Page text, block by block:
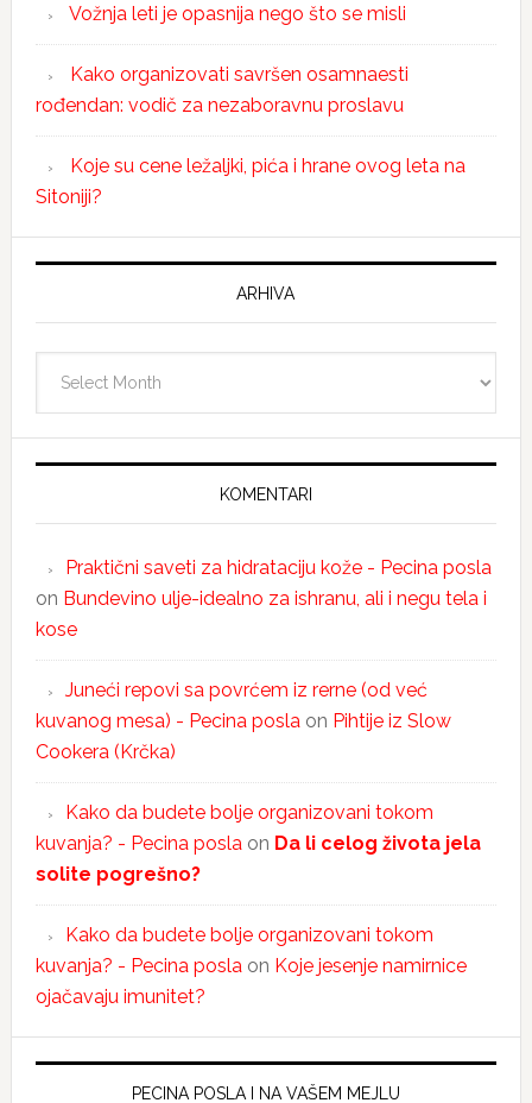
Vožnja leti je opasnija nego što se misli
Kako organizovati savršen osamnaesti
rođendan: vodič za nezaboravnu proslavu
Koje su cene ležaljki, pića i hrane ovog leta na
Sitoniji?
ARHIVA
KOMENTARI
Praktični saveti za hidrataciju kože - Pecina posla
on Bundevino ulje-idealno za ishranu, ali i negu tela i
kose
Juneći repovi sa povrćem iz rerne (od već
kuvanog mesa) - Pecina poslaon Pihtije iz Slow
Cookera (Krčka)
Kako da budete bolje organizovani tokom
kuvanja? - Pecina poslaon Da li celog života jela
solite pogrešno?
Kako da budete bolje organizovani tokom
kuvanja? - Pecina poslaon Koje jesenje namirnice
ojačavaju imunitet?
PECINA POSLA I NA VAŠEM MEJLU